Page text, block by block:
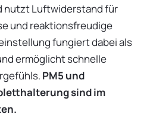
nutzt Luftwiderstand für
und reaktionsfreudige
fungiert dabei als
ermöglicht schnelle
PM5 und
sind im